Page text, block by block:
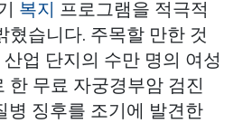
복지 프로그램을 적극적
혔습니다. 주목할 만한 것
업 단지의 수만 명의 여성
한 무료 자궁경부암 검진
병 징후를 조기에 발견한